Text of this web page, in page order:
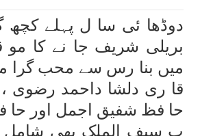
دوڈھا ئی سا ل پہلے کچھ
بریلی شریف جا نے کا مو
میں بنا رس سے محب گرا
قا ری دلشا داحمد رضوی ،
حا فظ شفیق اجمل اور حا
ب سیف الملک بھی شامل